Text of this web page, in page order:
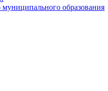
образования